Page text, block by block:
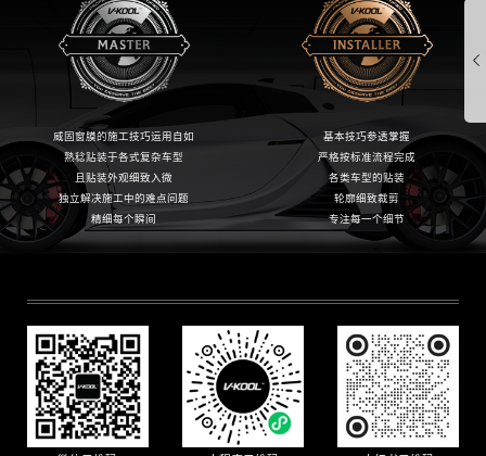
威固窗膜的施工技巧运用自如
熟稔贴装于各式复杂车型
且贴装外观细致入微
独立解决施工中的难点问题
精细每个瞬间
基本技巧参透掌握
严格按标准流程完成
各类车型的贴装
轮廓细致裁剪
专注每一个细节